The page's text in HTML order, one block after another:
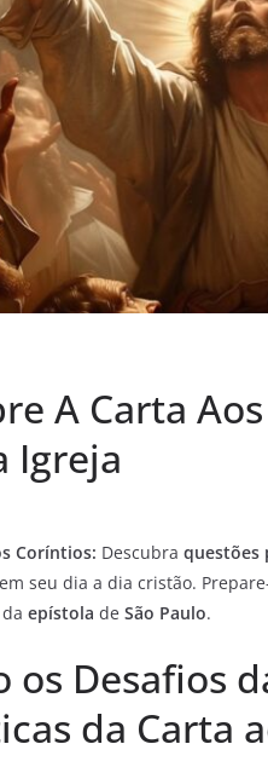
A Carta
Igreja
Coríntios: Descubra questões
em seu dia a dia cristão.
epístola de São Paulo.
os Desafios
da Carta